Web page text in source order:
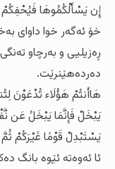
إِن يَسْأَلْكُمُوهَا فَيُحْفِكُمْ
خۆ ئه‌گه‌ر خوا داوای
ڕه‌زیلیی و به‌رچاو
ده‌رده‌هێنرێت.
هَاأَنتُمْ هَؤُلَاء تُدْعَوْنَ
يَبْخَلْ فَإِنَّمَا يَبْخَلُ عَن
يَسْتَبْدِلْ قَوْمًا غَيْرَكُمْ ثُمَّ لَا
ئا ئه‌وه‌ته‌ ئێوه‌ بانگ